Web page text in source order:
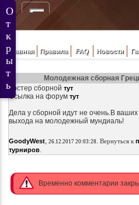
Главная Правила FAQ Новости
Молодежная сборная
Ростер сборной тут
Ссылка на форум тут
Дела у сборной идут не очень.В
выхода на молодежный мундиаль!
GoodyWest, 26.12.2017 20:03:28 . Вернуться к
турниров.
Временно комментарии